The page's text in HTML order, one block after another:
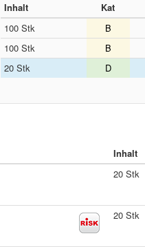
Inhalt Kat
100 Stk
B
100 Stk
B
20 Stk
D
Inhalt
20 Stk
20 Stk